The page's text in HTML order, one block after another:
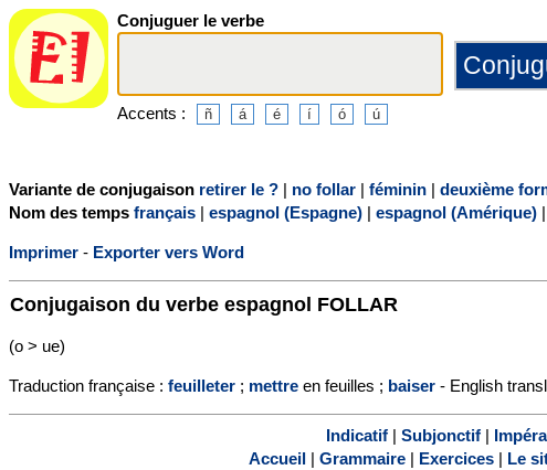
Conjuguer le verbe
Accents :
Variante de conjugaison retirer le ? | no follar | féminin | deuxième
Nom des temps français | espagnol (Espagne) | espagnol (Amérique) |
Imprimer - Exporter vers Word
Conjugaison du verbe espagnol FOLLAR
(o > ue)
Traduction française : feuilleter ; mettre en feuilles ; baiser - English
Indicatif| Subjonctif|
Accueil | Grammaire | Exercices | Le